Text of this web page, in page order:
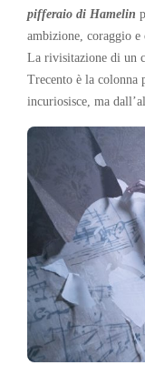
pifferaio di Hamelin
ambizione, coraggio e
La rivisitazione di un
Trecento è la colonna
incuriosisce, ma